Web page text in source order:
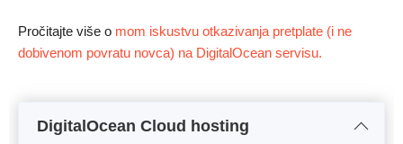
Pročitajte više o mom iskustvu otkazivanja pretplate (i ne
dobivenom povratu novca) na DigitalOcean servisu.
DigitalOcean Cloud hosting